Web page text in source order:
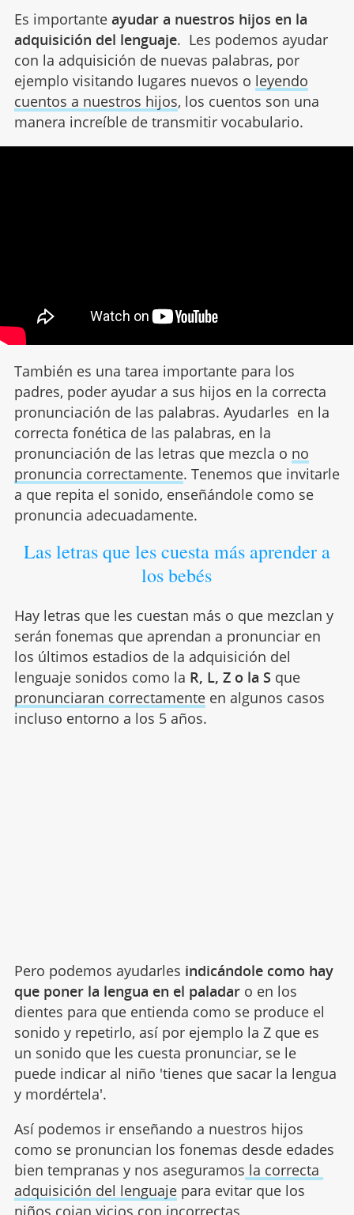
Es importante ayudar a nuestros hijos en la
adquisición del lenguaje. Les podemos ayudar
con la adquisición de nuevas palabras, por
ejemplo visitando lugares nuevos o leyendo
cuentos a nuestros hijos, los cuentos son una
manera increíble de transmitir vocabulario.
También es una tarea importante para los
padres, poder ayudar a sus hijos en la correcta
pronunciación de las palabras. Ayudarles en la
correcta fonética de las palabras, en la
pronunciación de las letras que mezcla o no
pronuncia correctamente. Tenemos que invitarle
a que repita el sonido, enseñándole como se
pronuncia adecuadamente.
Las letras que les cuesta más aprender a
los bebés
Hay letras que les cuestan más o que mezclan y
serán fonemas que aprendan a pronunciar en
los últimos estadios de la adquisición del
lenguaje sonidos como la R, L, Z o la S que
pronunciaran correctamenteen algunos casos
incluso entorno a los 5 años.
Pero podemos ayudarles indicándole como hay
que poner la lengua en el paladaro en los
dientes para que entienda como se produce el
sonido y repetirlo, así por ejemplo la Z que es
un sonido que les cuesta pronunciar, se le
puede indicar al niño 'tienes que sacar la lengua
y mordértela'.
Así podemos ir enseñando a nuestros hijos
como se pronuncian los fonemas desde edades
bien tempranas y nos aseguramos la correcta
adquisición del lenguajepara evitar que los